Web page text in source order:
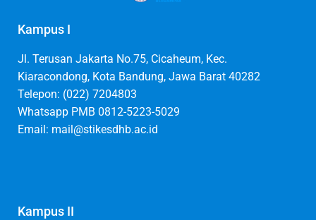
Kampus I
Jl. Terusan Jakarta No.75, Cicaheum, Kec.
Kiaracondong, Kota Bandung, Jawa Barat 40282
Telepon: (022) 7204803
Whatsapp PMB 0812-5223-5029
Email: mail@stikesdhb.ac.id
Kampus II